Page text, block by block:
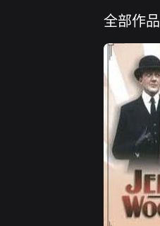
全部作品